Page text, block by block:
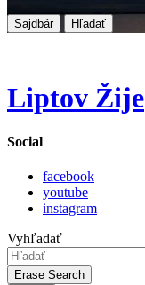
Sajdbár Hľadať
Liptov Žije
Social
facebook
youtube
instagram
Vyhľadať
Erase Search